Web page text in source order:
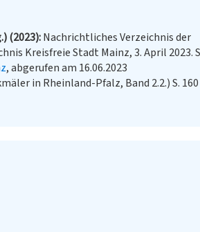
(2023) Nachrichtliches Verzeichnis der
Kreisfreie Stadt Mainz, 3. April 2023.
, abgerufen am 16.06.2023
in Rheinland-Pfalz, Band 2.2.) S.